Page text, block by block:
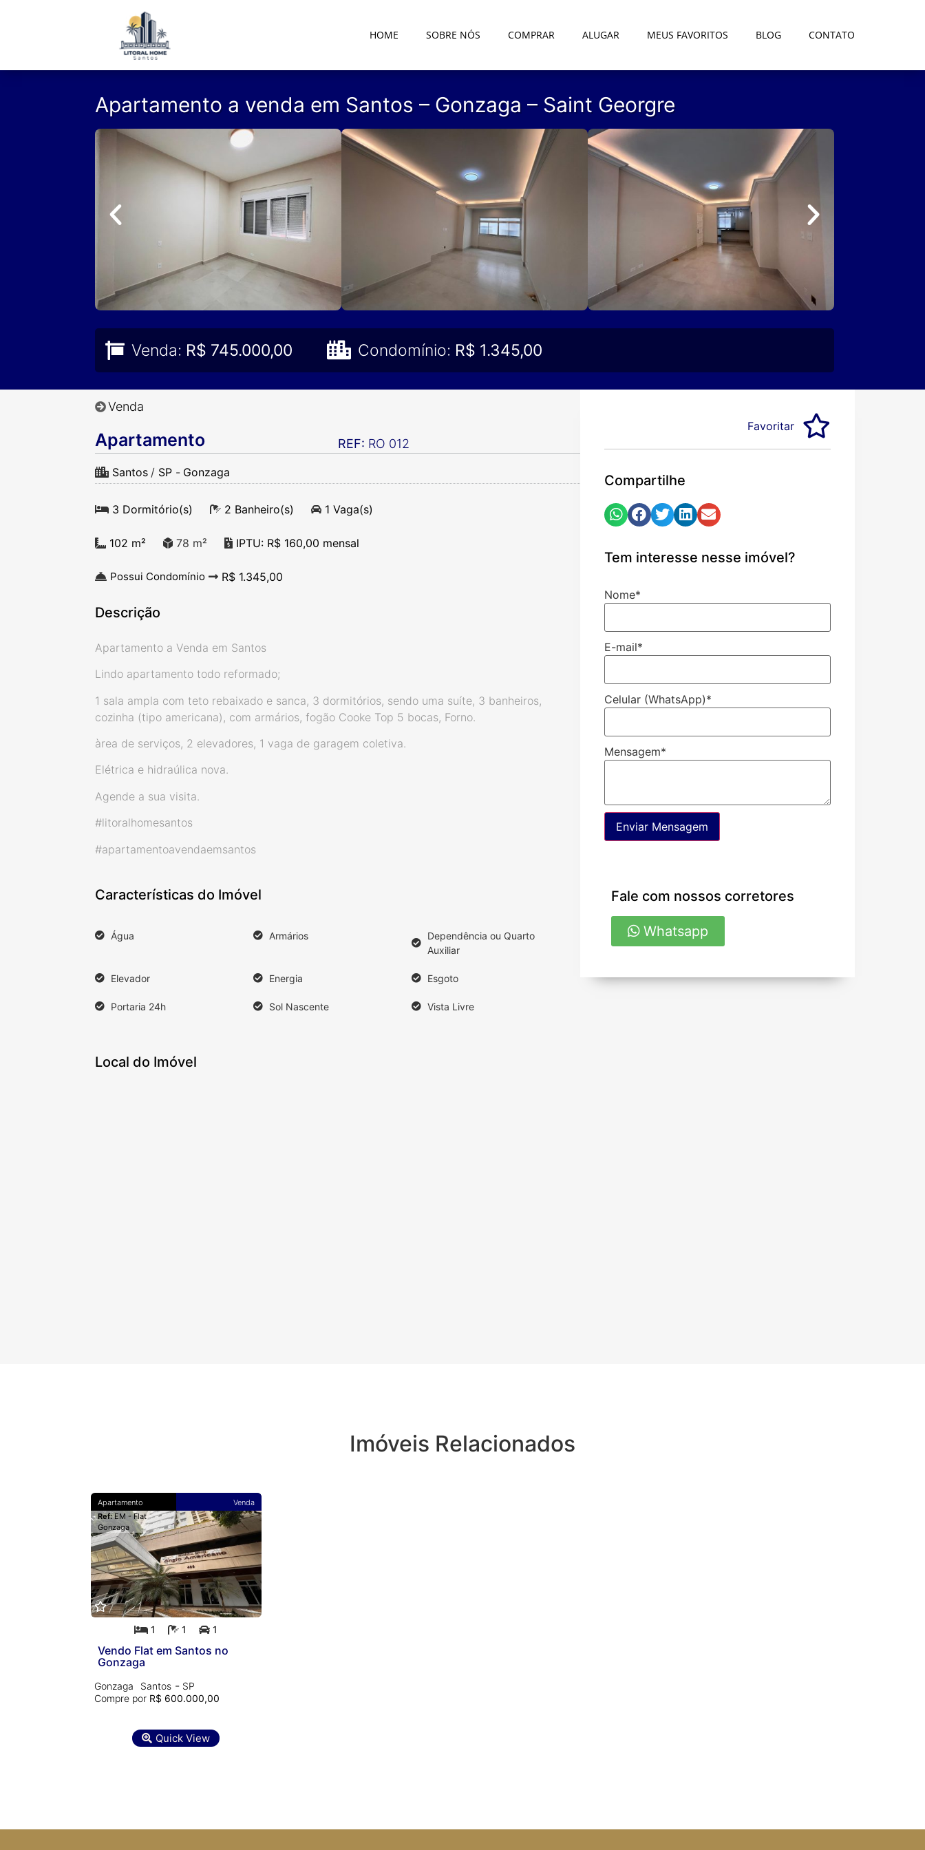
HOME SOBRE NÓS COMPRAR ALUGAR MEUS FAVORITOS BLOG CONTATO
Apartamento a venda em Santos – Gonzaga – Saint Georgre
Venda: R$ 745.000,00 Condomínio: R$ 1.345,00
Venda
Apartamento REF: RO 012
Santos / SP - Gonzaga
3 Dormitório(s) 2 Banheiro(s) 1 Vaga(s)
102 m² 78 m² IPTU: R$ 160,00 mensal
Possui Condomínio R$ 1.345,00
Descrição
Apartamento a Venda em Santos
Lindo apartamento todo reformado;
1 sala ampla com teto rebaixado e sanca, 3 dormitórios, sendo uma suíte, 3 banheiros,
cozinha (tipo americana), com armários, fogão Cooke Top 5 bocas, Forno.
àrea de serviços, 2 elevadores, 1 vaga de garagem coletiva.
Elétrica e hidraúlica nova.
Agende a sua visita.
#litoralhomesantos
#apartamentoavendaemsantos
Características do Imóvel
Água Armários
Dependência ou Quarto
Auxiliar
Elevador Energia Esgoto
Portaria 24h Sol Nascente Vista Livre
Local do Imóvel
Favoritar
Compartilhe
Tem interesse nesse imóvel?
Nome*
E-mail*
Celular (WhatsApp)*
Mensagem*
Enviar Mensagem
Fale com nossos corretores
Whatsapp
Imóveis Relacionados
Venda
Apartamento
Ref:EM - Flat
Gonzaga
1 1 1
Vendo Flat em Santos no
Gonzaga
Gonzaga Santos - SP
Compre por R$ 600.000,00
Quick View